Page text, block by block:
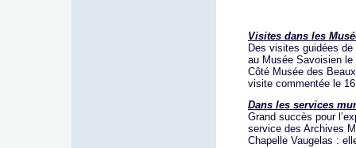
Visites dans les
Des visites guidées
au Musée Savoisien
Côté Musée des
visite commentée le
Dans les services
Grand succès pour
service des Archives
Chapelle Vaugelas :